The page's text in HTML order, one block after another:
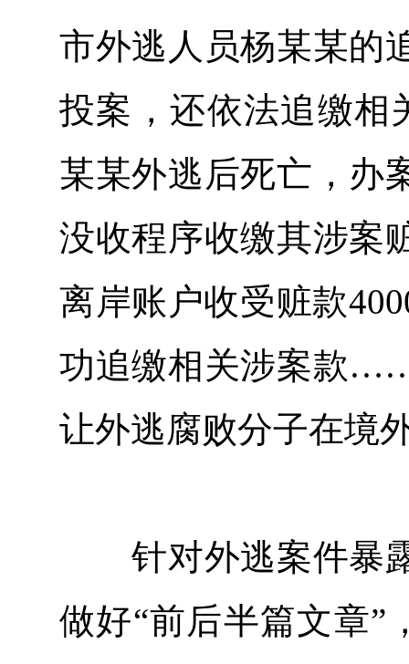
市外逃人员杨某某的
投案，还依法追缴相
某某外逃后死亡，办
没收程序收缴其涉案
离岸账户收受赃款
功追缴相关涉案款
让外逃腐败分子在境
针对外逃案件暴露
做好“前后半篇文章”